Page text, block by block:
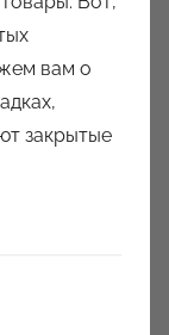
вам о
закрытые